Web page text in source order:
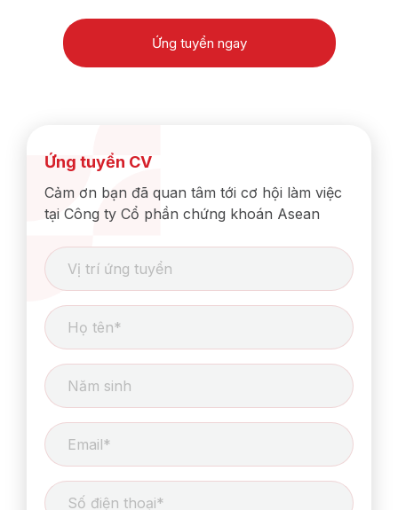
Ứng tuyển ngay
Ứng tuyển CV
Cảm ơn bạn đã quan tâm tới cơ hội làm việc
tại Công ty Cổ phần chứng khoán Asean